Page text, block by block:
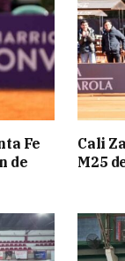
Fe
de
Cali
M25